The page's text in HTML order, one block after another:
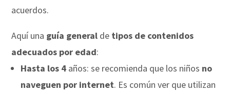
acuerdos.
Aquí una guía general de tipos de contenidos
adecuados por edad:
Hasta los 4 años: se recomienda que los niños no
naveguen por internet. Es común ver que utilizan